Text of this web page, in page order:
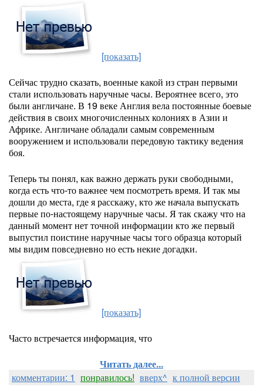
[показать]
Сейчас трудно сказать, военные какой из стран первыми
стали использовать наручные часы. Вероятнее всего, это
были англичане. В 19 веке Англия вела постоянные боевые
действия в своих многочисленных колониях в Азии и
Африке. Англичане обладали самым современным
вооружением и использовали передовую тактику ведения
боя.
Теперь ты понял, как важно держать руки свободными,
когда есть что-то важнее чем посмотреть время. И так мы
дошли до места, где я расскажу, кто же начала выпускать
первые по-настоящему наручные часы. Я так скажу что на
данный момент нет точной информации кто же первый
выпустил поистине наручные часы того образца который
мы видим повседневно но есть некие догадки.
[показать]
Часто встречается информация, что
Читать далее...
комментарии: 1 понравилось! вверх^ к полной версии